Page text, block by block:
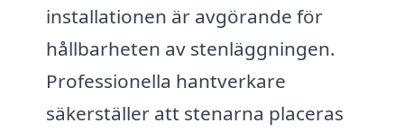
installationen är avgörande för
hållbarheten av stenläggningen.
Professionella hantverkare
säkerställer att stenarna placeras